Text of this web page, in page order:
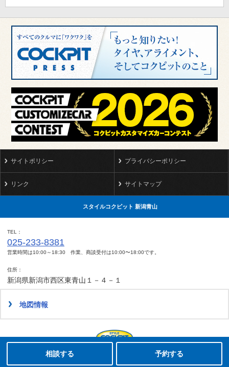
サイトポリシー プライバシーポリシー
リンク サイトマップ
スタイルコクピット 新潟青山
TEL
025-233-8381
営業時間は10:00～18:30 作業、商談受付は10:00〜18:00です。
住所
新潟県新潟市西区東青山１－４－１
地図情報
Copyright(C)2009-2022 STYLE COCKPIT NIIGATA AOYAMA.All rights reserved.
相談する 予約する